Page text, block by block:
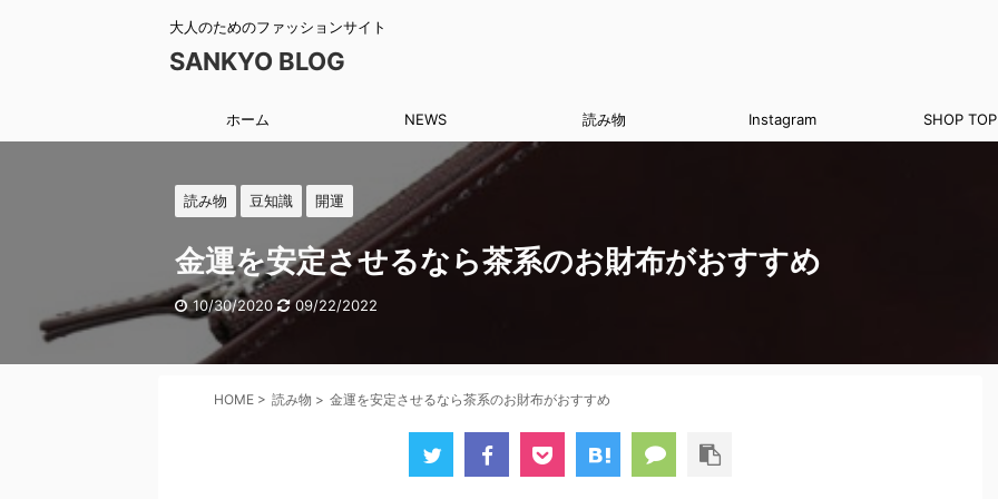
大人のためのファッションサイト
SANKYO BLOG
ホーム NEWS 読み物 Instagram SHOP TOP
読み物 豆知識 開運
金運を安定させるなら茶系のお財布がおすすめ
10/30/2020 09/22/2022
HOME > 読み物 > 金運を安定させるなら茶系のお財布がおすすめ